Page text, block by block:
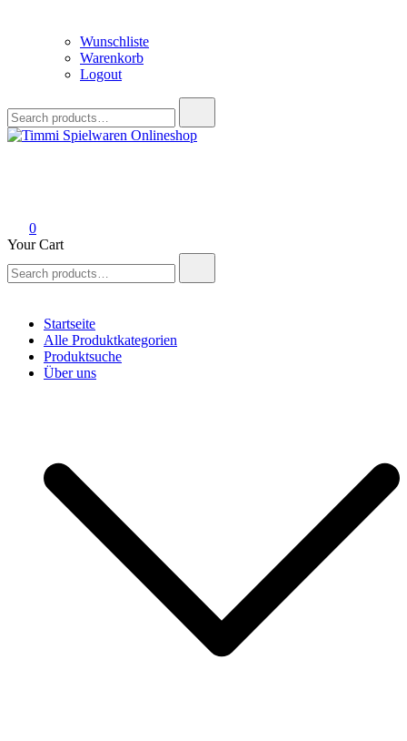
Wunschliste
Warenkorb
Logout
for:
0
Your Cart
for:
Startseite
Alle Produktkategorien
Produktsuche
Über uns